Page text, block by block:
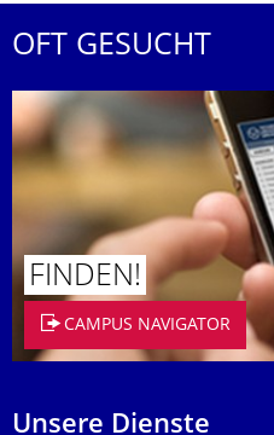
OFT GESUCHT
FINDEN!
CAMPUS NAVIGATOR
Unsere Dienste